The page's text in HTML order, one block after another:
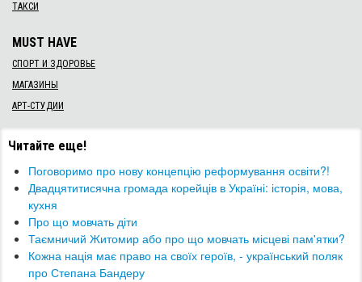
ТАКСИ
MUST HAVE
СПОРТ И ЗДОРОВЬЕ
МАГАЗИНЫ
АРТ-СТУДИИ
Читайте еще!
​Поговоримо про нову концепцію реформування освіти?!
Двадцятитисячна громада корейців в Україні: історія, мова,
кухня
​Про що мовчать діти
​Таємничий Житомир або про що мовчать місцеві пам'ятки?
Кожна нація має право на своїх героїв, - український поляк
про Степана Бандеру